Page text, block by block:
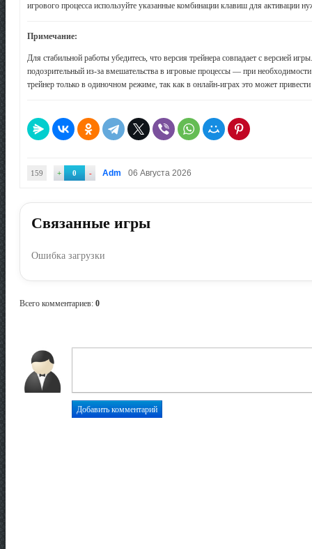
игрового процесса используйте указанные комбинации клавиш для активации
Примечание:
Для стабильной работы убедитесь, что версия трейнера совпадает с версией
подозрительный из-за вмешательства в игровые процессы — при
трейнер только в одиночном режиме, так как в онлайн-играх это может
159 + 0 - Adm 06 Августа 2026
Связанные игры
Ошибка загрузки
Всего комментариев: 0